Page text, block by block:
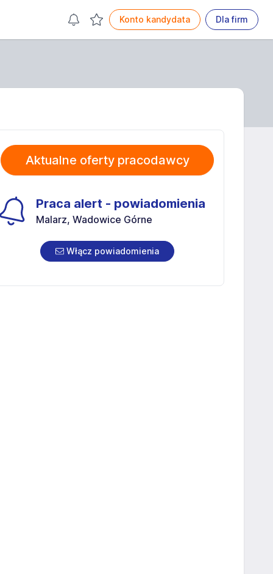
Konto kandydata Dla firm
Aktualne oferty pracodawcy
Praca alert - powiadomienia
Malarz, Wadowice Górne
Włącz powiadomienia